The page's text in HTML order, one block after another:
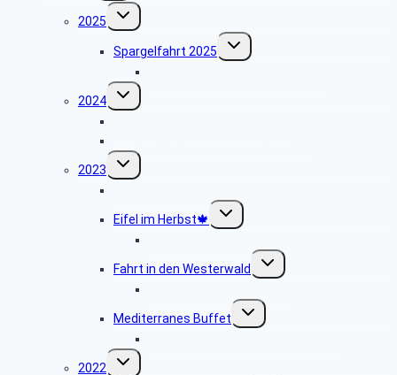
2025
Untermenü
umschalten
Spargelfahrt 2025
Untermenü
umschalten
2024
Untermenü
umschalten
2023
Untermenü
umschalten
Eifel im Herbst🍁
Untermenü
umschalten
Fahrt in den Westerwald
Untermenü
umschalten
Mediterranes Buffet
Untermenü
umschalten
2022
Untermenü
umschalten